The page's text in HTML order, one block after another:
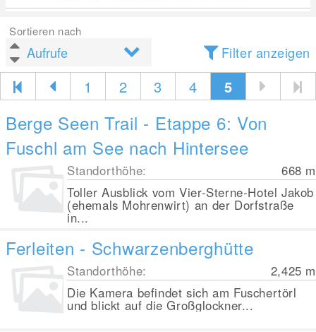
Sortieren nach
Filter anzeigen
1 2 3 4 5
Berge Seen Trail - Etappe 6: Von
Fuschl am See nach Hintersee
Standorthöhe: 668 m
Toller Ausblick vom Vier-Sterne-Hotel Jakob
(ehemals Mohrenwirt) an der Dorfstraße
in...
Ferleiten - Schwarzenberghütte
Standorthöhe: 2,425 m
Die Kamera befindet sich am Fuschertörl
und blickt auf die Großglockner...